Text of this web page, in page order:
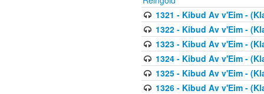
1321 - Kibud Av v'Eim -
1322 - Kibud Av v'Eim -
1323 - Kibud Av v'Eim -
1324 - Kibud Av v'Eim -
1325 - Kibud Av v'Eim -
1326 - Kibud Av v'Eim -